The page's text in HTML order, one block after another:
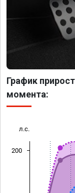
График
момента:
л.с.
200